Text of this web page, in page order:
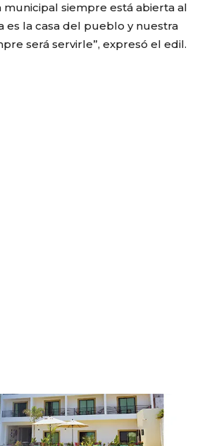
municipal siempre está abierta al
es la casa del pueblo y nuestra
será servirle”, expresó el edil.